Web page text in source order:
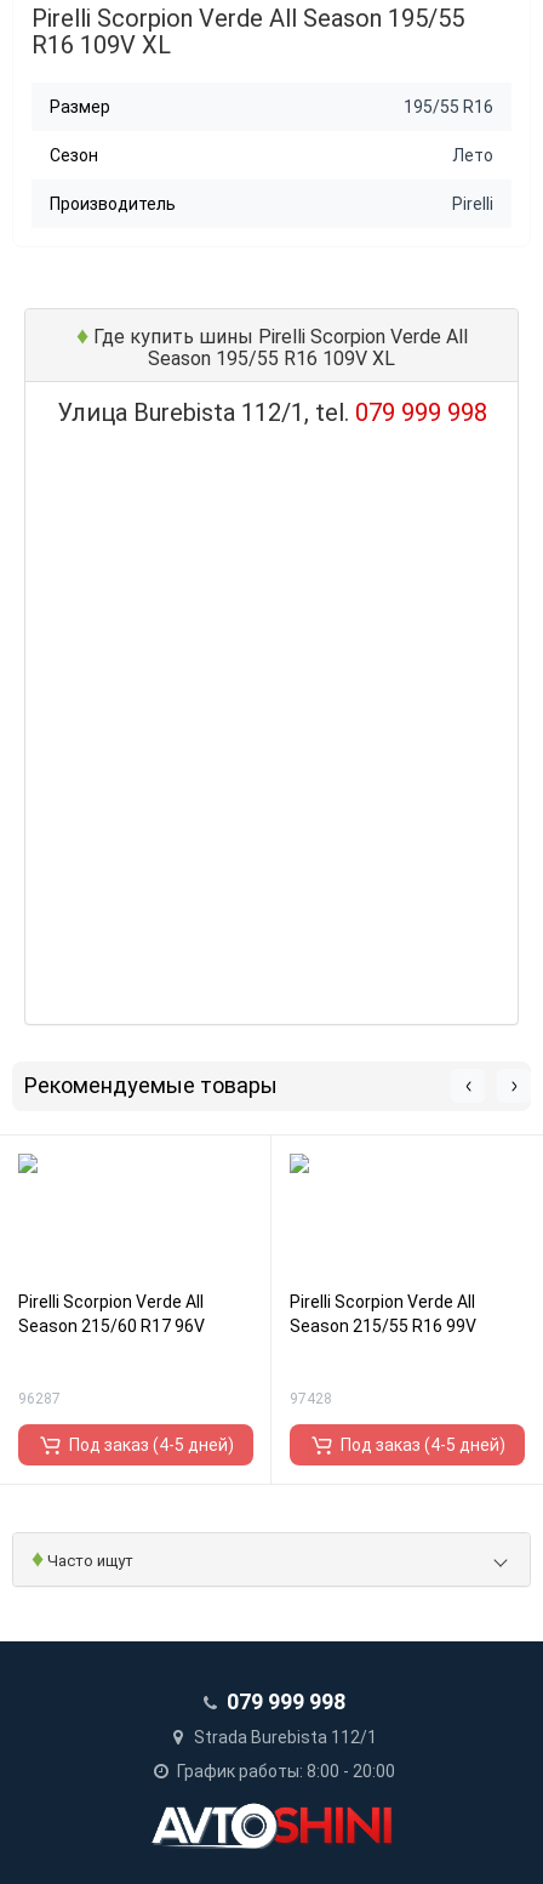
Pirelli Scorpion Verde All Season 195/55
R16 109V XL
Размер 195/55 R16
Сезон Лето
Производитель Pirelli
♦Где купить шины Pirelli Scorpion Verde All
Season 195/55 R16 109V XL
Улица Burebista 112/1, tel. 079 999 998
Рекомендуемые товары
Pirelli Scorpion Verde All
Season 215/60 R17 96V
96287
Под заказ (4-5 дней)
Pirelli Scorpion Verde All
Season 215/55 R16 99V
97428
Под заказ (4-5 дней)
♦ Часто ищут
079 999 998
Strada Burebista 112/1
График работы: 8:00 - 20:00